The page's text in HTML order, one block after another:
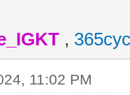
,
11:02 PM